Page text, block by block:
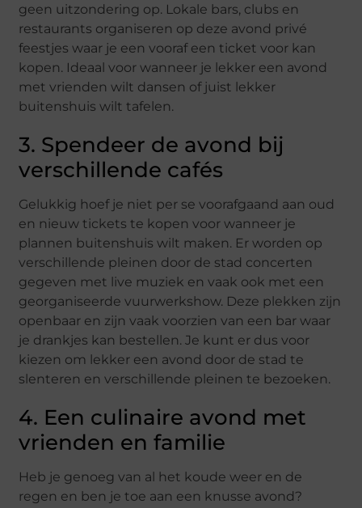
geen uitzondering op. Lokale bars, clubs en
restaurants organiseren op deze avond privé
feestjes waar je een vooraf een ticket voor kan
kopen. Ideaal voor wanneer je lekker een avond
met vrienden wilt dansen of juist lekker
buitenshuis wilt tafelen.
3. Spendeer de avond bij
verschillende cafés
Gelukkig hoef je niet per se voorafgaand aan oud
en nieuw tickets te kopen voor wanneer je
plannen buitenshuis wilt maken. Er worden op
verschillende pleinen door de stad concerten
gegeven met live muziek en vaak ook met een
georganiseerde vuurwerkshow. Deze plekken zijn
openbaar en zijn vaak voorzien van een bar waar
je drankjes kan bestellen. Je kunt er dus voor
kiezen om lekker een avond door de stad te
slenteren en verschillende pleinen te bezoeken.
4. Een culinaire avond met
vrienden en familie
Heb je genoeg van al het koude weer en de
regen en ben je toe aan een knusse avond?